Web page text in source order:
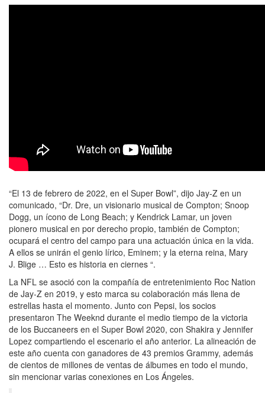
“El 13 de febrero de 2022, en el Super Bowl”, dijo Jay-Z en un
comunicado, “Dr. Dre, un visionario musical de Compton; Snoop
Dogg, un ícono de Long Beach; y Kendrick Lamar, un joven
pionero musical en por derecho propio, también de Compton;
ocupará el centro del campo para una actuación única en la vida.
A ellos se unirán el genio lírico, Eminem; y la eterna reina, Mary
J. Blige … Esto es historia en ciernes “.
La NFL se asoció con la compañía de entretenimiento Roc Nation
de Jay-Z en 2019, y esto marca su colaboración más llena de
estrellas hasta el momento. Junto con Pepsi, los socios
presentaron The Weeknd durante el medio tiempo de la victoria
de los Buccaneers en el Super Bowl 2020, con Shakira y Jennifer
Lopez compartiendo el escenario el año anterior. La alineación de
este año cuenta con ganadores de 43 premios Grammy, además
de cientos de millones de ventas de álbumes en todo el mundo,
sin mencionar varias conexiones en Los Ángeles.